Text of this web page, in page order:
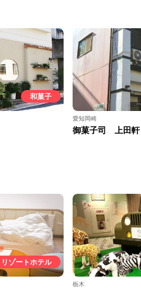
和菓子
愛知岡崎
御菓子司 上田軒
リゾートホテル
栃木